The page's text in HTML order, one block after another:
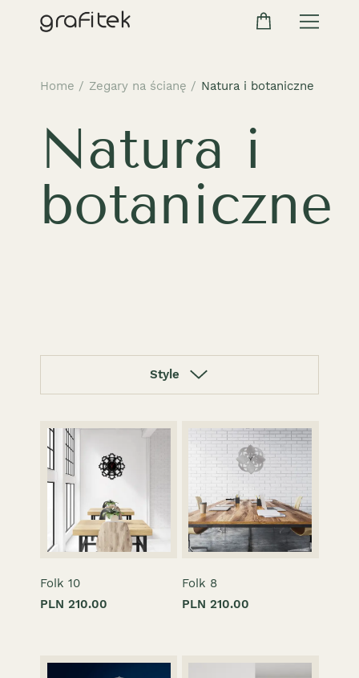
Home / Zegary na ścianę / Natura i botaniczne
Natura i
botaniczne
Style
Folk 10
PLN 210.00
Folk 8
PLN 210.00